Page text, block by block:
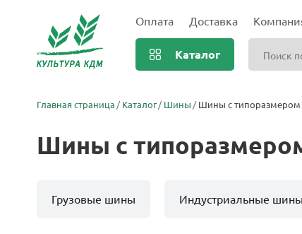
Оплата Доставка
Каталог
Главная страница Каталог Шины Шины с типоразмером
Шины с
Грузовые шины Индустриальные шины